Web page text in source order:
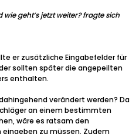
geht’s jetzt weiter? fragte sich
er zusätzliche Eingabefelder für
sollten später die angepeilten
enthalten.
verändert werden? Da
an einem bestimmten
wäre es ratsam den
zu müssen. Zudem